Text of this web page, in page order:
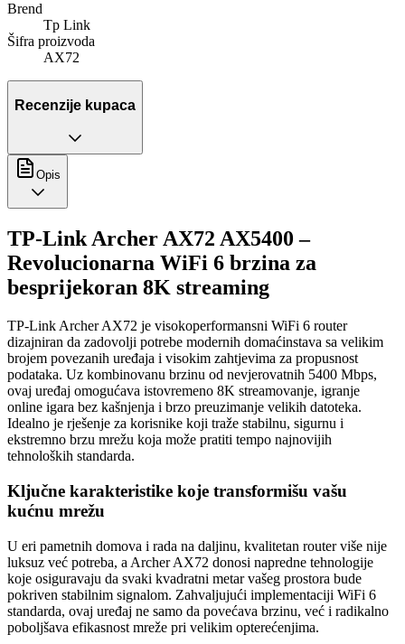
Brend
Tp Link
Šifra proizvoda
AX72
Recenzije kupaca
Opis
TP-Link Archer AX72 AX5400 –
Revolucionarna WiFi 6 brzina za
besprijekoran 8K streaming
TP-Link Archer AX72 je visokoperformansni WiFi 6 router
dizajniran da zadovolji potrebe modernih domaćinstava sa velikim
brojem povezanih uređaja i visokim zahtjevima za propusnost
podataka. Uz kombinovanu brzinu od nevjerovatnih 5400 Mbps,
ovaj uređaj omogućava istovremeno 8K streamovanje, igranje
online igara bez kašnjenja i brzo preuzimanje velikih datoteka.
Idealno je rješenje za korisnike koji traže stabilnu, sigurnu i
ekstremno brzu mrežu koja može pratiti tempo najnovijih
tehnoloških standarda.
Ključne karakteristike koje transformišu vašu
kućnu mrežu
U eri pametnih domova i rada na daljinu, kvalitetan router više nije
luksuz već potreba, a Archer AX72 donosi napredne tehnologije
koje osiguravaju da svaki kvadratni metar vašeg prostora bude
pokriven stabilnim signalom. Zahvaljujući implementaciji WiFi 6
standarda, ovaj uređaj ne samo da povećava brzinu, već i radikalno
poboljšava efikasnost mreže pri velikim opterećenjima.